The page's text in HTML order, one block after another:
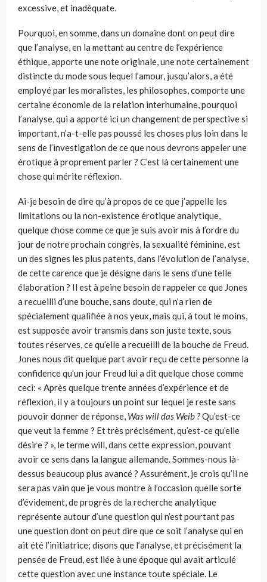
excessive, et inadéquate.
Pourquoi, en somme, dans un domaine dont on peut dire
que l’analyse, en la mettant au centre de l’expérience
éthique, apporte une note origi­nale, une note certainement
distincte du mode sous lequel l’amour, jus­qu’alors, a été
employé par les moralistes, les philosophes, comporte une
certaine économie de la relation interhumaine, pourquoi
l’analyse, qui a apporté ici un changement de perspective si
important, n’a-t-elle pas poussé les choses plus loin dans le
sens de l’investigation de ce que nous devrons appeler une
érotique à proprement parler ? C’est là certaine­ment une
chose qui mérite réflexion.
Ai-je besoin de dire qu’à propos de ce que j’appelle les
limitations ou la non-existence érotique analytique,
quelque chose comme ce que je suis avoir mis à l’ordre du
jour de notre prochain congrès, la sexualité féminine, est
un des signes les plus patents, dans l’évolution de l’analyse,
de cette carence que je désigne dans le sens d’une telle
élaboration ? Il est à peine besoin de rappeler ce que Jones
a recueilli d’une bouche, sans doute, qui n’a rien de
spécialement qualifiée à nos yeux, mais qui, à tout le moins,
est supposée avoir transmis dans son juste texte, sous
toutes réserves, ce qu’elle a recueilli de la bouche de Freud.
Jones nous dit quelque part avoir reçu de cette personne la
confidence qu’un jour Freud lui a dit quelque chose comme
ceci: « Après quelque trente années d’expé­rience et de
réflexion, il y a toujours un point sur lequel je reste sans
pou­voir donner de réponse, Was willdas Weib ?Qu’est-ce
que veut la femme ? Et très précisément, qu’est-ce qu’elle
désire ? », le terme will, dans cette expression, pouvant
avoir ce sens dans la langue allemande. Sommes-nous là-
dessus beaucoup plus avancé ? Assurément, je crois qu’il ne
sera pas vain que je vous montre à l’occasion quelle sorte
d’évi­dement, de progrès de la recherche analytique
représente autour d’une question qui n’est pourtant pas
une question dont on peut dire que ce soit l’analyse qui en
ait été l’initiatrice; disons que l’analyse, et précisément la
pensée de Freud, est liée à une époque qui avait articulé
cette question avec une instance toute spéciale. Le